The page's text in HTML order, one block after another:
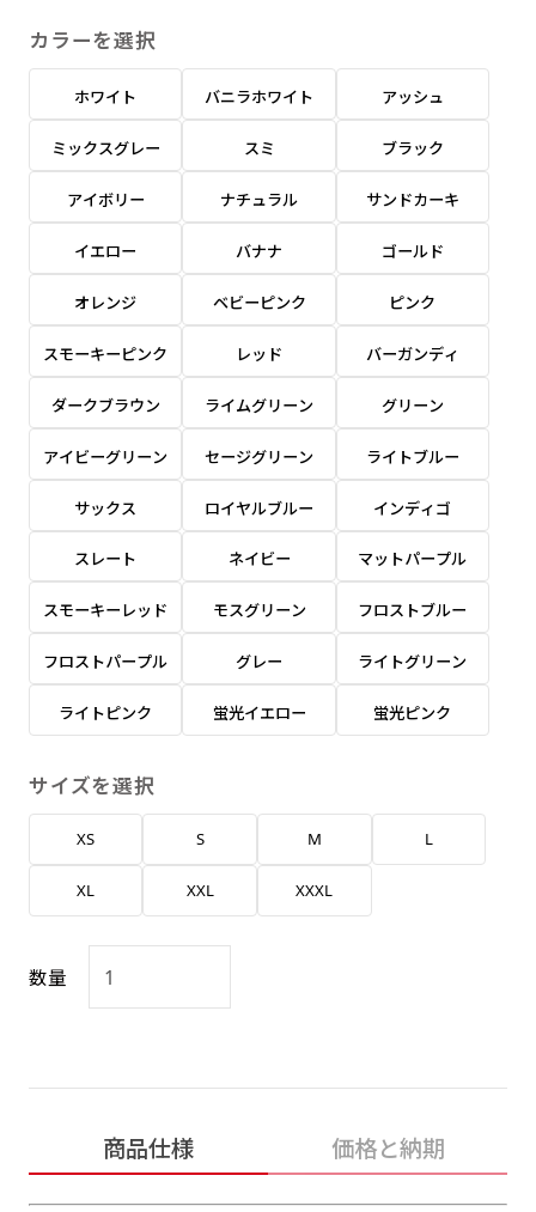
カラーを選択
ホワイト バニラホワイト アッシュ
ミックスグレー スミ ブラック
アイボリー ナチュラル サンドカーキ
イエロー バナナ ゴールド
オレンジ ベビーピンク ピンク
スモーキーピンク レッド バーガンディ
ダークブラウン ライムグリーン グリーン
アイビーグリーン セージグリーン ライトブルー
サックス ロイヤルブルー インディゴ
スレート ネイビー マットパープル
スモーキーレッド モスグリーン フロストブルー
フロストパープル グレー ライトグリーン
ライトピンク 蛍光イエロー 蛍光ピンク
サイズを選択
XS S M L
XL XXL XXXL
数量
商品仕様 価格と納期
入稿（AI／PSD）（要画像確認）［ +298円
］
弊社よりJPG画像をお送りします。ご確認のお
返事を頂いたあとに製作開始いたします。
デザイン依頼［ +3,998円 ］
イルまたは、文章でお知らせください。
文字だけのぼり［ +1,298円 ］
ご購入時の案内に沿って、文字をご指定くだ
さい。
文字だけのぼり（要画像確認）［ +1,598円
弊社よりJPG画像をお送りします。ご確認のお
返事を頂いたあとに製作開始いたします。
名入れ［+999円］
文字のみの名入れが可能です。
名入れ（要画像確認）［+1,298円］
弊社よりJPG画像をお送りします。ご確認のお
返事を頂いたあとに製作開始いたします。
ロゴ有り名入れ［ +1,498円］
ご購入時の案内にそって、デザイン画のファ
イルまたは、文章でお知らせください。
ロゴ有り名入れ（要画像確認）［ +1,798
円］
弊社よりJPG画像をお送りします。ご確認のお
返事を頂いたあとに製作開始いたします。
デザインの色や文字等が変更いただけます。
スリム(45x180)
飾る場所に対して、標準サイズでは大きすぎると
感じる場合や、立てる本数を増やしたい場合はこ
ちらです。
幅が15cm 狭くなっておりスリムな印象を受けま
す。
コンパクト(45x150)
あまり一般的でないサイズですが最近、注文が増
コンビニさんなどで多いです。 お店の外観の邪魔
になりづらく、狭い範囲で沢山飾れます。
魔になりにくいのがポイントです。ハーフ用のポ
ールが必要です。
台座タイプ・吸盤タイプ・クリップタイプがござ
います。レジカウンターや商品棚にぴったりで
スリム(180x45)
飾る場所に対して、標準サイズでは大きすぎると
感じる場合や、立てる本数を増やしたい場合はこ
ちらです。
幅が15cm 狭くなっておりスリムな印象を受けま
す。
コンパクト(150x45)
あまり一般的でないサイズですが最近、注文が増
コンビニさんなどで多いです。 お店の外観の邪魔
になりづらく、狭い範囲で沢山飾れます。
店内用です。お客さんの歩行や陳列した商品の邪
魔になりにくいのがポイントです。ハーフ用のポ
ールが必要です。
台座タイプ・吸盤タイプ・クリップタイプがござ
います。レジカウンターや商品棚にぴったりで
上左チチと
上右チチと
左棒袋縫い
右棒袋縫い
（上と右）
上棒袋縫い
（上のみ）
上下棒袋縫い
（上と下）
タペストリー
加工
※パイプ紐付き
その他
※備考欄に要望をお書きください
Aバナー用チチ
（上2下2）
ハトメ上4つ
（+1営業日）
ハトメ上下4つ
（+1営業日）
上棒袋縫い
（上のみ）
（上のみ） その他
※備考欄に要望をお書きください
1本（2分割）の場合だと
文字の間にスリットが入ります